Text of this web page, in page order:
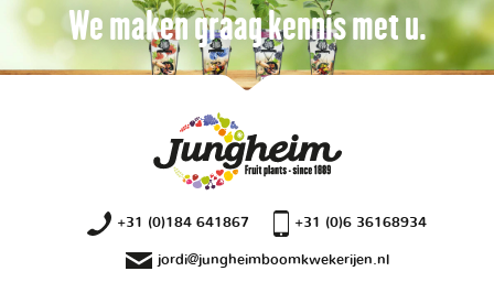
We maken graag kennis met u.
+31 (0)184 641867 +31 (0)6 36168934
jordi@jungheimboomkwekerijen.nl